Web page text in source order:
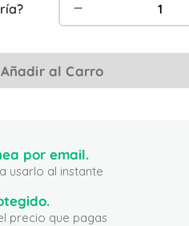
Añadir al Carro
por email.
usarlo al instante
precio que pagas